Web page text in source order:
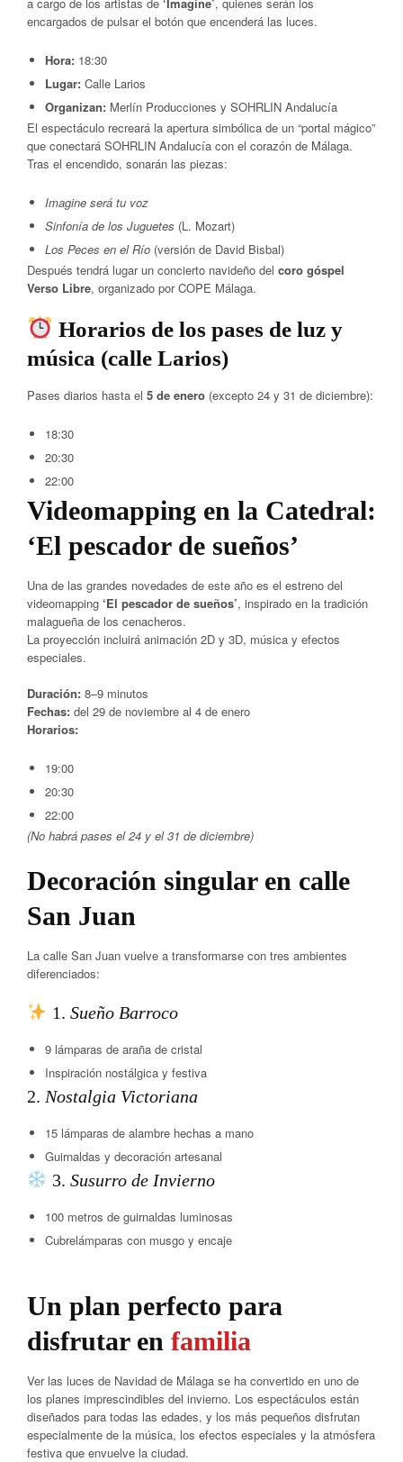
encargados de pulsar el botón que encenderá las luces.
Hora: 18:30
Lugar: Calle Larios
Organizan: Merlín Producciones y SOHRLIN Andalucía
El espectáculo recreará la apertura simbólica de un “portal mágico”
que conectará SOHRLIN Andalucía con el corazón de Málaga.
Tras el encendido, sonarán las piezas:
Imagine será tu voz
Sinfonía de los Juguetes (L. Mozart)
Los Peces en el Río (versión de David Bisbal)
Después tendrá lugar un concierto navideño del coro góspel
Verso Libre, organizado por COPE Málaga.
Horarios de los pases de luz y
música (calle Larios)
Pases diarios hasta el 5 de enero (excepto 24 y 31 de diciembre):
18:30
20:30
22:00
Videomapping en la Catedral:
‘El pescador de sueños’
Una de las grandes novedades de este año es el estreno del
videomapping ‘El pescador de sueños’, inspirado en la tradición
malagueña de los cenacheros.
La proyección incluirá animación 2D y 3D, música y efectos
especiales.
Duración: 8–9 minutos
Fechas: del 29 de noviembre al 4 de enero
Horarios:
19:00
20:30
22:00
(No habrá pases el 24 y el 31 de diciembre)
Decoración singular en calle
San Juan
La calle San Juan vuelve a transformarse con tres ambientes
diferenciados:
1. Sueño Barroco
9 lámparas de araña de cristal
Inspiración nostálgica y festiva
2. Nostalgia Victoriana
15 lámparas de alambre hechas a mano
Guirnaldas y decoración artesanal
3. Susurro de Invierno
100 metros de guirnaldas luminosas
Cubrelámparas con musgo y encaje
Un plan perfecto para
disfrutar en familia
Ver las luces de Navidad de Málaga se ha convertido en uno de
los planes imprescindibles del invierno. Los espectáculos están
diseñados para todas las edades, y los más pequeños disfrutan
especialmente de la música, los efectos especiales y la atmósfera
festiva que envuelve la ciudad.